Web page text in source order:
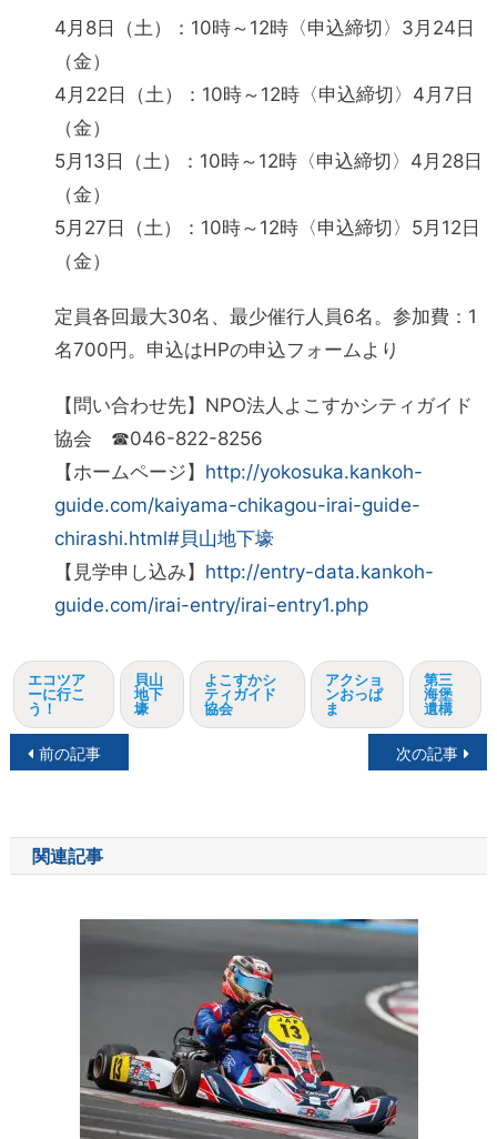
4月8日（土）：10時～12時〈申込締切〉3月24日
（金）
4月22日（土）：10時～12時〈申込締切〉4月7日
（金）
5月13日（土）：10時～12時〈申込締切〉4月28日
（金）
5月27日（土）：10時～12時〈申込締切〉5月12日
（金）
定員各回最大30名、最少催行人員6名。参加費：1
名700円。申込はHPの申込フォームより
【問い合わせ先】NPO法人よこすかシティガイド
協会 ☎046-822-8256
【ホームページ】 http://yokosuka.kankoh-
guide.com/kaiyama-chikagou-irai-guide-
chirashi.html#貝山地下壕
【見学申し込み】 http://entry-data.kankoh-
guide.com/irai-entry/irai-entry1.php
エコツア
ーに行こ
う！
貝山
地下
壕
よこすかシ
ティガイド
協会
アクショ
ンおっぱ
ま
第三
海堡
遺構
投
ナ
ビ
前の記事 次の記事
関連記事